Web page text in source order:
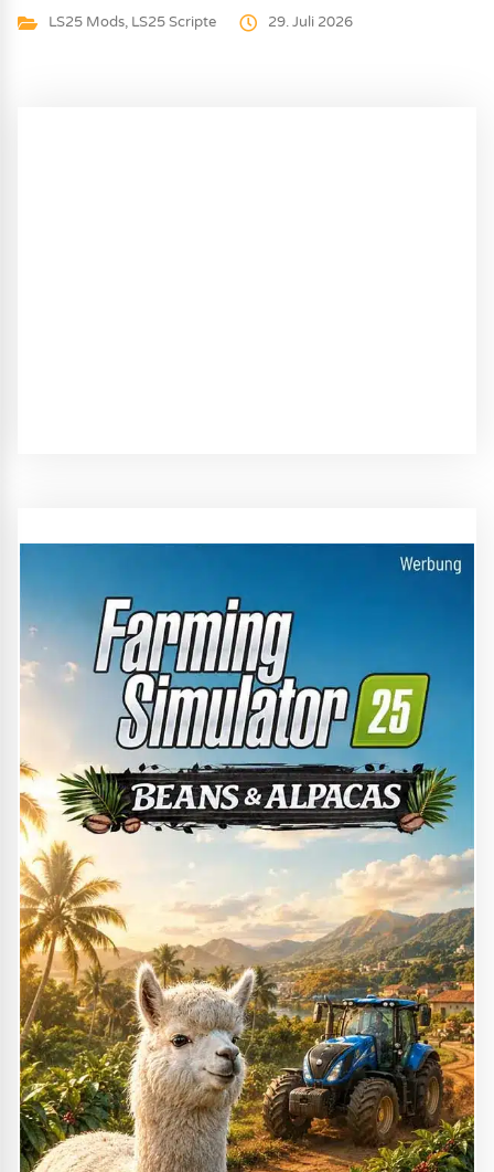
LS25 Mods, LS25 Scripte 29. Juli 2026